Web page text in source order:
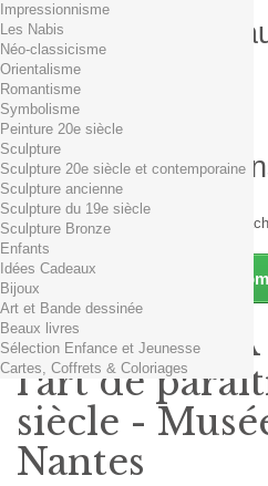
Produit ajouté
succès
Quantité
Total
Il y a 1 produit
Total produits TTC
Frais de port TTC
0,01€ dès 29€
Total TTC
Continuer mes achats
Impressionnisme
Les Nabis
Néo-classicisme
Orientalisme
Romantisme
Symbolisme
Peinture 20e siècle
Sculpture
Sculpture 20e siècle et contemporaine
Sculpture ancienne
Sculpture du 19e siècle
Sculpture Bronze
Enfants
Idées Cadeaux
Bijoux
Art et Bande dessinée
Beaux livres
Sélection Enfance et Jeunesse
Cartes, Coffrets & Coloriages
Exposition À
l'art de
siècle -
Nantes